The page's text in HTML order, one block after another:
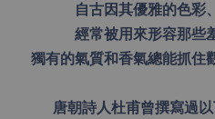
自古因其優雅的色彩
經常被用來形容那些
獨有的氣質和香氣總能抓住
唐朝詩人杜甫曾撰寫過